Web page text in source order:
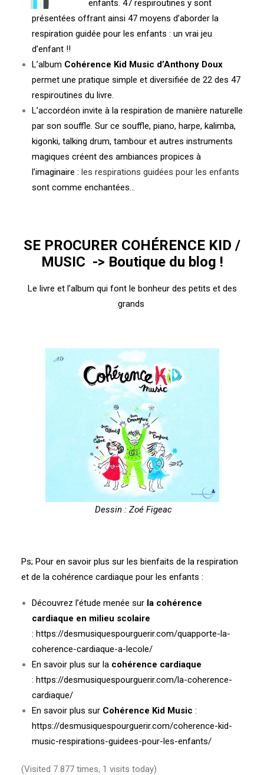
enfants. 47 respiroutines y sont
présentées offrant ainsi 47 moyens d’aborder la
respiration guidée pour les enfants : un vrai jeu
d’enfant !!
L’album Cohérence Kid Music d’Anthony Doux
permet une pratique simple et diversifiée de 22 des 47
respiroutines du livre.
L’accordéon invite à la respiration de manière naturelle
par son souffle. Sur ce souffle, piano, harpe, kalimba,
kigonki, talking drum, tambour et autres instruments
magiques créent des ambiances propices à
l’imaginaire : les respirations guidées pour les enfants
sont comme enchantées…
SE PROCURER COHÉRENCE KID /
MUSIC -> Boutique du blog !
Le livre et l’album qui font le bonheur des petits et des
grands
Dessin : Zoé Figeac
Ps; Pour en savoir plus sur les bienfaits de la respiration
et de la cohérence cardiaque pour les enfants :
Découvrez l’étude menée sur la cohérence
cardiaque en milieu scolaire
: https://desmusiquespourguerir.com/quapporte-la-
coherence-cardiaque-a-lecole/
En savoir plus sur la cohérence cardiaque
: https://desmusiquespourguerir.com/la-coherence-
cardiaque/
En savoir plus sur Cohérence Kid Music :
https://desmusiquespourguerir.com/coherence-kid-
music-respirations-guidees-pour-les-enfants/
(Visited 7 877 times, 1 visits today)